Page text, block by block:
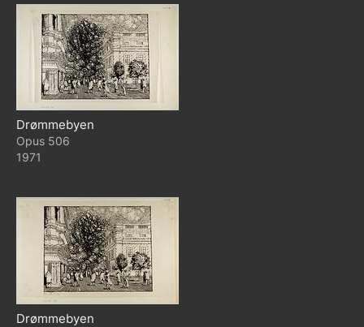
Drømmebyen
506
1971
Drømmebyen